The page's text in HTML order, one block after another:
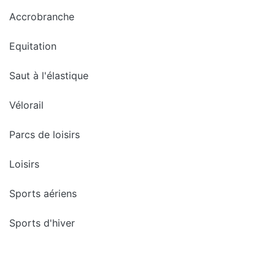
Accrobranche
Equitation
Saut à l'élastique
Vélorail
Parcs de loisirs
Loisirs
Sports aériens
Sports d'hiver